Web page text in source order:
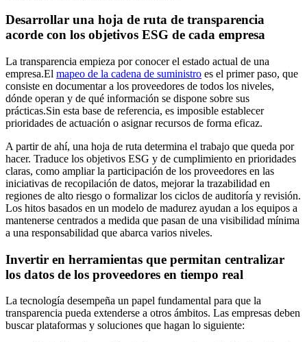
Desarrollar una hoja de ruta de transparencia
acorde con los objetivos ESG de cada empresa
La transparencia empieza por conocer el estado actual de una
empresa.El mapeo de la cadena de suministro es el primer paso, que
consiste en documentar a los proveedores de todos los niveles,
dónde operan y de qué información se dispone sobre sus
prácticas.Sin esta base de referencia, es imposible establecer
prioridades de actuación o asignar recursos de forma eficaz.
A partir de ahí, una hoja de ruta determina el trabajo que queda por
hacer. Traduce los objetivos ESG y de cumplimiento en prioridades
claras, como ampliar la participación de los proveedores en las
iniciativas de recopilación de datos, mejorar la trazabilidad en
regiones de alto riesgo o formalizar los ciclos de auditoría y revisión.
Los hitos basados en un modelo de madurez ayudan a los equipos a
mantenerse centrados a medida que pasan de una visibilidad mínima
a una responsabilidad que abarca varios niveles.
Invertir en herramientas que permitan centralizar
los datos de los proveedores en tiempo real
La tecnología desempeña un papel fundamental para que la
transparencia pueda extenderse a otros ámbitos. Las empresas deben
buscar plataformas y soluciones que hagan lo siguiente: